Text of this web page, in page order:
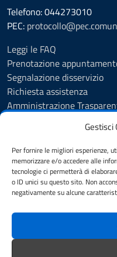
Gestisci
Per fornire le migliori esperienze,
memorizzare e/o accedere alle
tecnologie ci permetterà di
o ID unici su questo sito. Non
negativamente su alcune
Telefono: 044273010
PEC:
Leggi le FAQ
Prenotazione
Segnalazione disservizio
Richiesta assistenza
Amministrazione
Cookie Policy
Informativa privacy
Dichiarazione di
Note legali
SEGUICI SU